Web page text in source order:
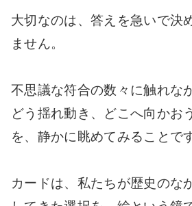
大切なのは、答えを急いで決
ません。
不思議な符合の数々に触れな
どう揺れ動き、どこへ向かお
を、静かに眺めてみることで
カードは、私たちが歴史のな